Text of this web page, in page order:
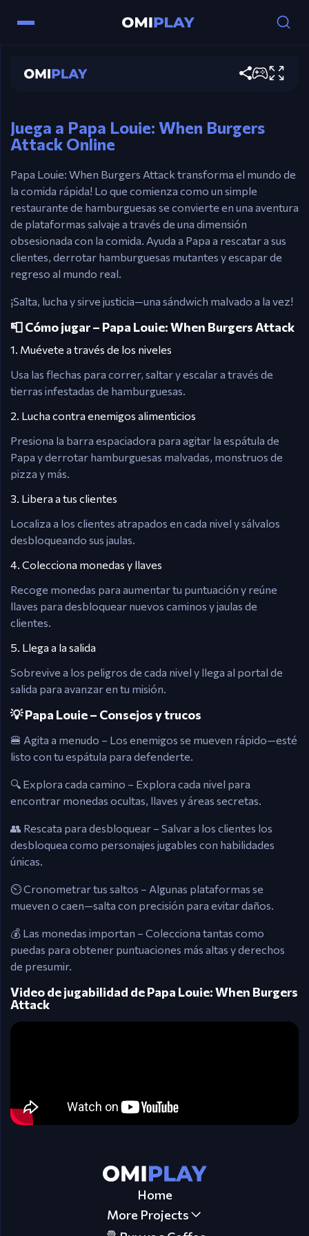
Papa Louie: When Burgers Attack
Flechas – Mover / Saltar / Escalar
Barra espaciadora – Atacar con espátula
Flecha hacia abajo – Interactuar con palancas o
Juega a Papa Louie: When Burgers
Attack Online
Papa Louie: When Burgers Attack transforma el mundo de
la comida rápida! Lo que comienza como un simple
restaurante de hamburguesas se convierte en una aventura
de plataformas salvaje a través de una dimensión
obsesionada con la comida. Ayuda a Papa a rescatar a sus
clientes, derrotar hamburguesas mutantes y escapar de
regreso al mundo real.
¡Salta, lucha y sirve justicia—una sándwich malvado a la vez!
📮 Cómo jugar – Papa Louie: When Burgers Attack
1. Muévete a través de los niveles
Usa las flechas para correr, saltar y escalar a través de
tierras infestadas de hamburguesas.
2. Lucha contra enemigos alimenticios
Presiona la barra espaciadora para agitar la espátula de
Papa y derrotar hamburguesas malvadas, monstruos de
pizza y más.
3. Libera a tus clientes
Localiza a los clientes atrapados en cada nivel y sálvalos
desbloqueando sus jaulas.
4. Colecciona monedas y llaves
Recoge monedas para aumentar tu puntuación y reúne
llaves para desbloquear nuevos caminos y jaulas de
clientes.
5. Llega a la salida
Sobrevive a los peligros de cada nivel y llega al portal de
salida para avanzar en tu misión.
💡 Papa Louie – Consejos y trucos
🍔 Agita a menudo – Los enemigos se mueven rápido—esté
listo con tu espátula para defenderte.
🔍 Explora cada camino – Explora cada nivel para
encontrar monedas ocultas, llaves y áreas secretas.
👥 Rescata para desbloquear – Salvar a los clientes los
desbloquea como personajes jugables con habilidades
únicas.
⏲️ Cronometrar tus saltos – Algunas plataformas se
mueven o caen—salta con precisión para evitar daños.
💰 Las monedas importan – Colecciona tantas como
puedas para obtener puntuaciones más altas y derechos
de presumir.
Video de jugabilidad de Papa Louie: When Burgers
Attack
Home
More Projects